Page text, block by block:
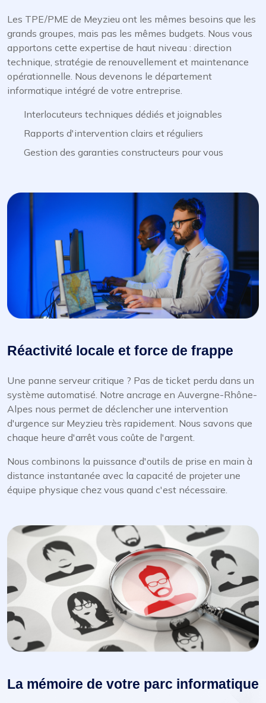
Les TPE/PME de Meyzieu ont les mêmes besoins que les
grands groupes, mais pas les mêmes budgets. Nous vous
apportons cette expertise de haut niveau : direction
technique, stratégie de renouvellement et maintenance
opérationnelle. Nous devenons le département
informatique intégré de votre entreprise.
Interlocuteurs techniques dédiés et joignables
Rapports d'intervention clairs et réguliers
Gestion des garanties constructeurs pour vous
Réactivité locale et force de frappe
Une panne serveur critique ? Pas de ticket perdu dans un
système automatisé. Notre ancrage en Auvergne-Rhône-
Alpes nous permet de déclencher une intervention
d'urgence sur Meyzieu très rapidement. Nous savons que
chaque heure d'arrêt vous coûte de l'argent.
Nous combinons la puissance d'outils de prise en main à
distance instantanée avec la capacité de projeter une
équipe physique chez vous quand c'est nécessaire.
La mémoire de votre parc informatique